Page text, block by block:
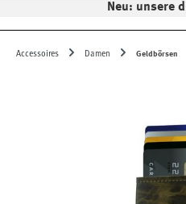
Neu: unsere
Accessoires Damen Geldbörsen